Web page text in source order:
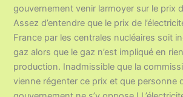
gouvernement venir larmoyer sur le prix
Assez d’entendre que le prix de
France par les centrales nucléaires soit
gaz alors que le gaz n’est impliqué en
production. Inadmissible que la
vienne régenter ce prix et que personne